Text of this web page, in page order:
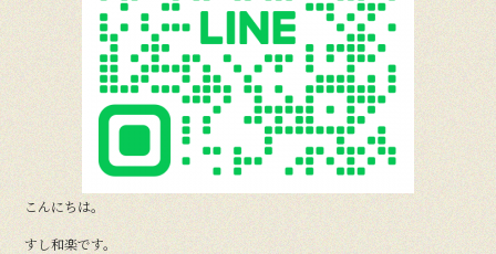
こんにちは。
すし和楽です。